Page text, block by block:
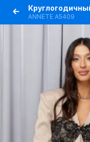
ANNETE A5409